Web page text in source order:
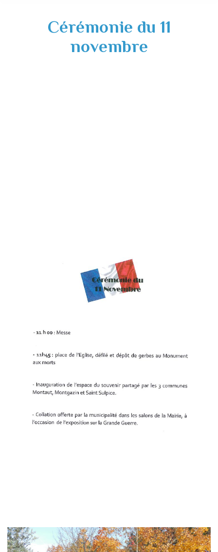
Cérémonie du 11
novembre